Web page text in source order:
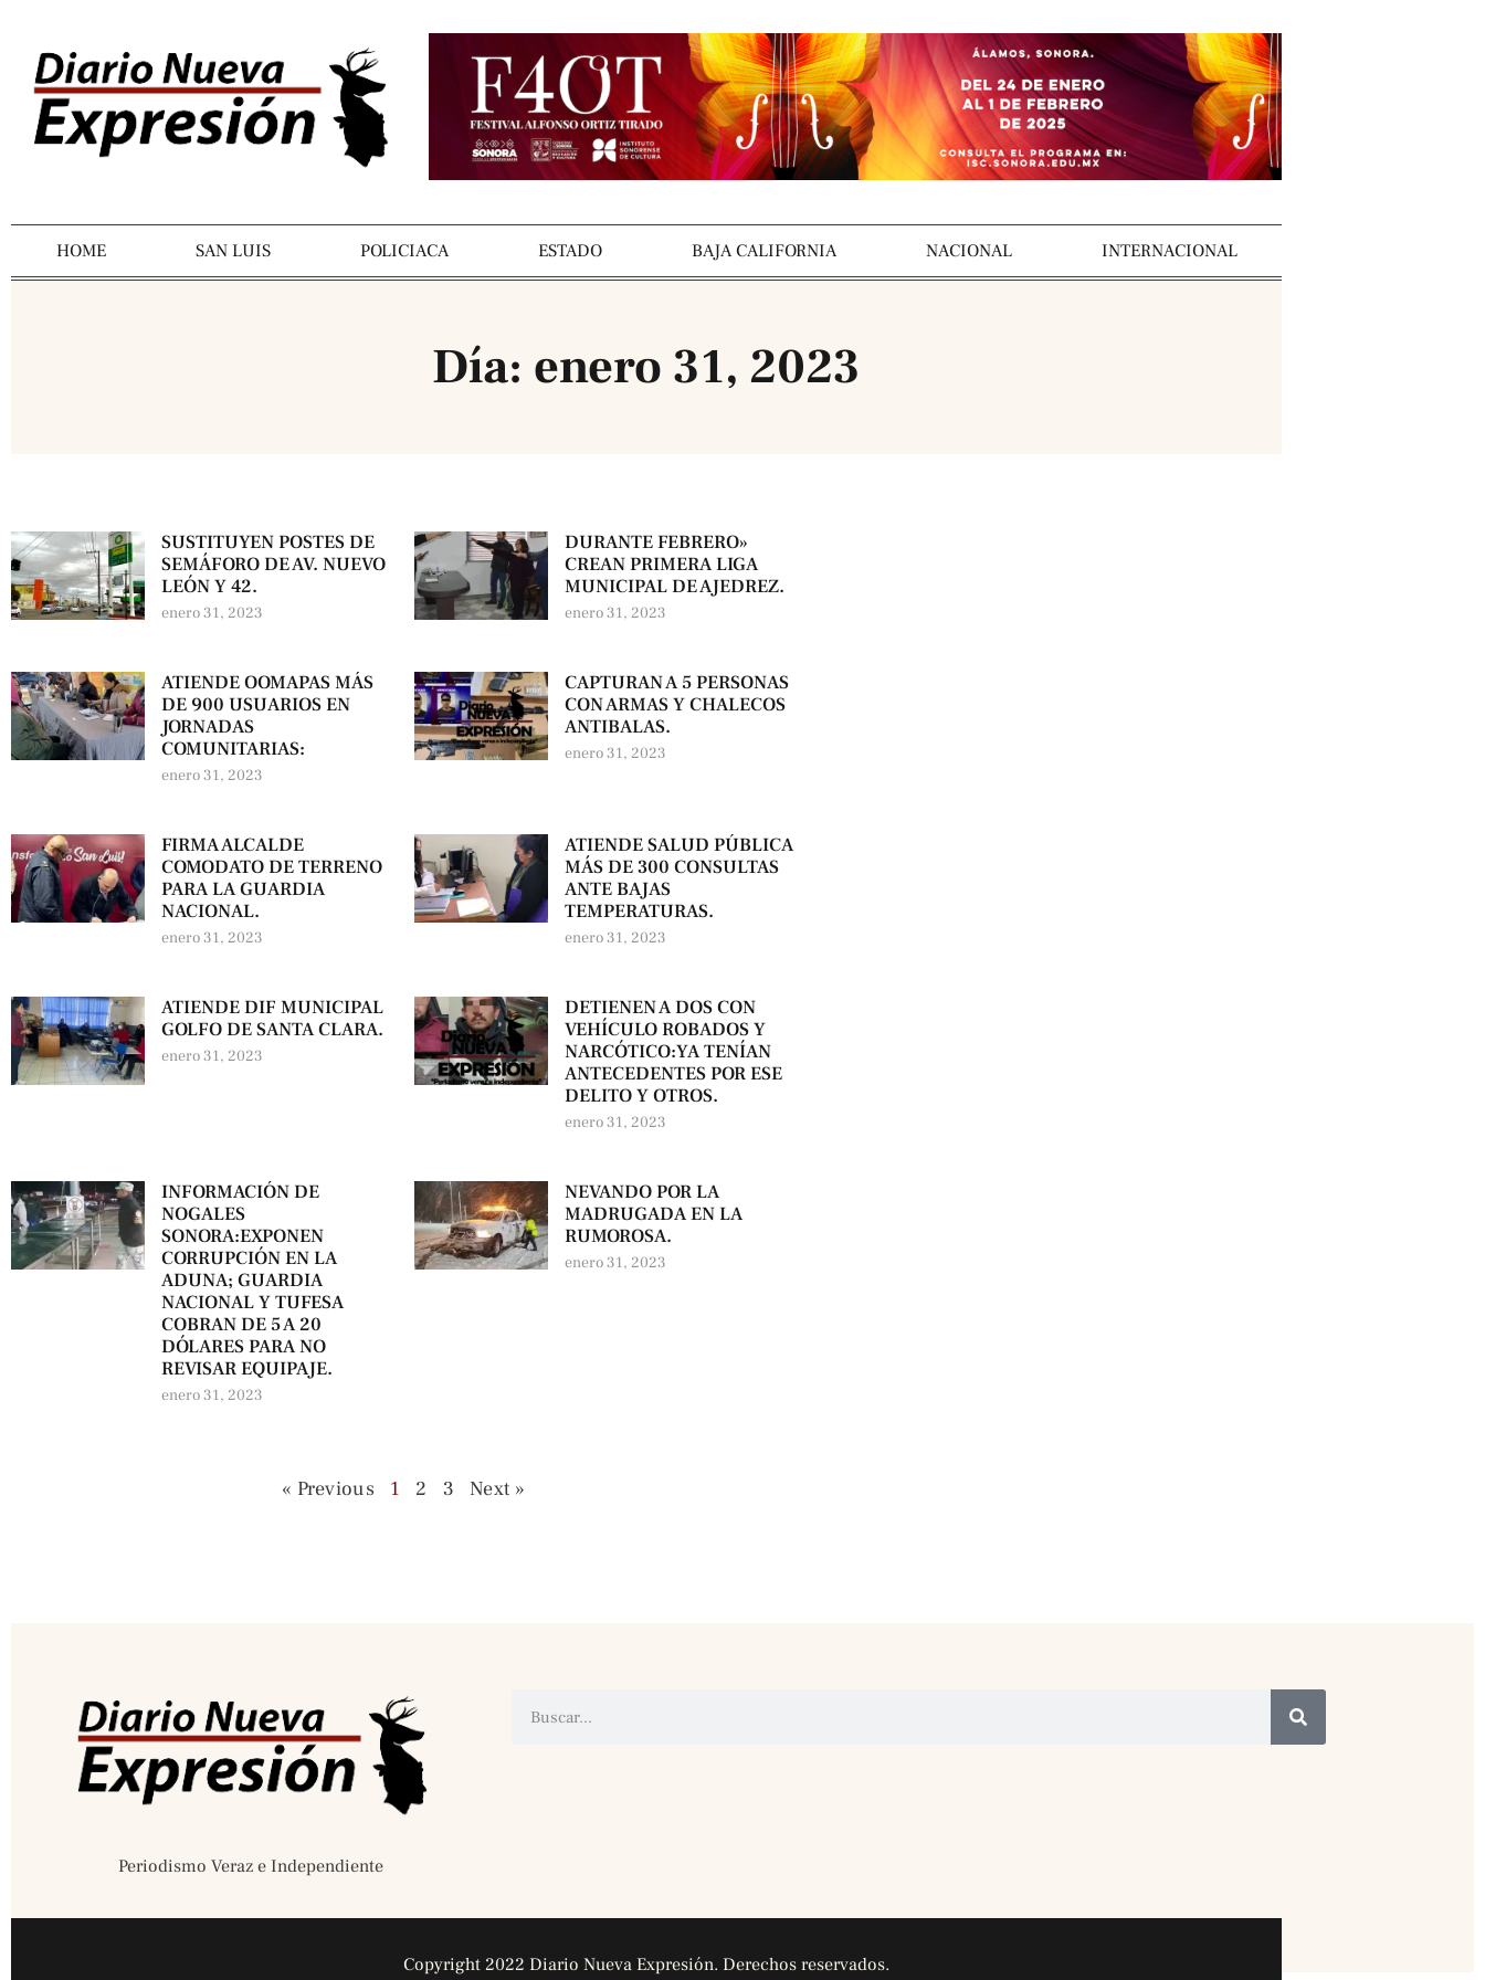
HOME SAN LUIS POLICIACA ESTADO BAJA CALIFORNIA NACIONAL INTERNACIONAL
Día: enero 31, 2023
SUSTITUYEN POSTES DE
SEMÁFORO DE AV. NUEVO
LEÓN Y 42.
enero 31, 2023
DURANTE FEBRERO»
CREAN PRIMERA LIGA
MUNICIPAL DE AJEDREZ.
enero 31, 2023
ATIENDE OOMAPAS MÁS
DE 900 USUARIOS EN
JORNADAS
COMUNITARIAS:
enero 31, 2023
CAPTURAN A 5 PERSONAS
CON ARMAS Y CHALECOS
ANTIBALAS.
enero 31, 2023
FIRMA ALCALDE
COMODATO DE TERRENO
PARA LA GUARDIA
NACIONAL.
enero 31, 2023
ATIENDE SALUD PÚBLICA
MÁS DE 300 CONSULTAS
ANTE BAJAS
TEMPERATURAS.
enero 31, 2023
ATIENDE DIF MUNICIPAL
GOLFO DE SANTA CLARA.
enero 31, 2023
DETIENEN A DOS CON
VEHÍCULO ROBADOS Y
NARCÓTICO:YA TENÍAN
ANTECEDENTES POR ESE
DELITO Y OTROS.
enero 31, 2023
INFORMACIÓN DE
NOGALES
SONORA:EXPONEN
CORRUPCIÓN EN LA
ADUNA; GUARDIA
NACIONAL Y TUFESA
COBRAN DE 5 A 20
DÓLARES PARA NO
REVISAR EQUIPAJE.
enero 31, 2023
NEVANDO POR LA
MADRUGADA EN LA
RUMOROSA.
enero 31, 2023
« Previous 1 2 3 Next »
Periodismo Veraz e Independiente
Copyright 2022 Diario Nueva Expresión. Derechos reservados.